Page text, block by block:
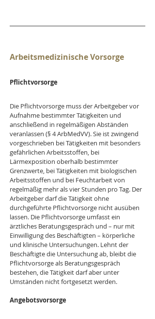
Arbeitsmedizinische Vorsorge
Pflichtvorsorge
Die Pflichtvorsorge muss der Arbeitgeber vor
Aufnahme bestimmter Tätigkeiten und
anschließend in regelmäßigen Abständen
veranlassen (§ 4 ArbMedVV). Sie ist zwingend
vorgeschrieben bei Tätigkeiten mit besonders
gefährlichen Arbeitsstoffen, bei
Lärmexposition oberhalb bestimmter
Grenzwerte, bei Tätigkeiten mit biologischen
Arbeitsstoffen und bei Feuchtarbeit von
regelmäßig mehr als vier Stunden pro Tag. Der
Arbeitgeber darf die Tätigkeit ohne
durchgeführte Pflichtvorsorge nicht ausüben
lassen. Die Pflichtvorsorge umfasst ein
ärztliches Beratungsgespräch und – nur mit
Einwilligung des Beschäftigten – körperliche
und klinische Untersuchungen. Lehnt der
Beschäftigte die Untersuchung ab, bleibt die
Pflichtvorsorge als Beratungsgespräch
bestehen, die Tätigkeit darf aber unter
Umständen nicht fortgesetzt werden.
Angebotsvorsorge